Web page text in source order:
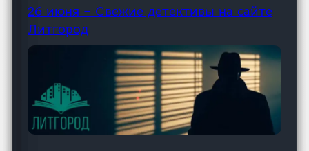
26 июня – Свежие детективы на сайте
Литгород